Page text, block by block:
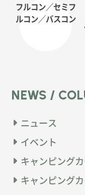
フルコン／セミフ
ルコン／バスコン
NEWS /
ニュース
イベント
キャンピング
キャンピング